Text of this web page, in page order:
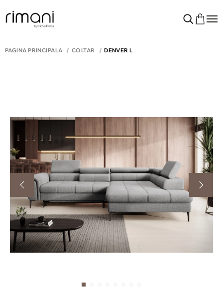
PAGINA PRINCIPALĂ COLTAR DENVER L